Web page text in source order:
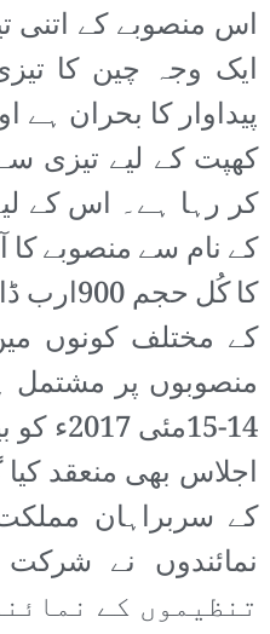
اس منصوبے کے اتنی
ایک وجہ چین کا
پیداوار کا بحران ہے
کھپت کے لیے تیزی
کے نام سے منصوبے
کا کُل
کے مختلف کونوں
منصوبوں پر
14-
تنظیموں کے